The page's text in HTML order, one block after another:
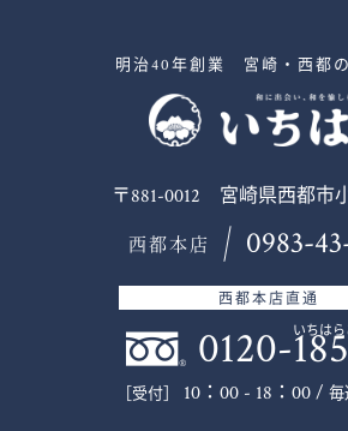
明治40年創業 宮崎・西都
〒881-0012 宮崎県西都市
西都本店 0983-
西都本店直通
0120-いちは
［受付］ 10：00 - 18：00 / 毎